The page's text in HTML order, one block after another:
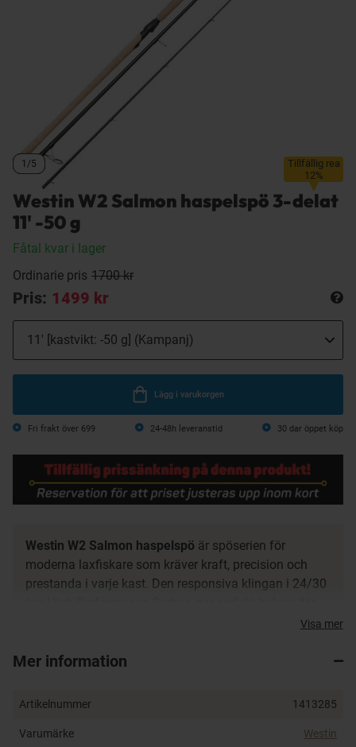
Tillfällig rea
12%
1/5
1/5
1/5
1/5
Westin W2 Salmon haspelspö 3-delat
11' -50 g
Fåtal kvar i lager
Ordinarie pris 1700 kr
Pris: 1499 kr
Lägg i varukorgen
Fri frakt över 699 24-48h leveranstid 30 dar öppet köp
Westin W2 Salmon haspelspö är spöserien för
moderna laxfiskare som kräver kraft, precision och
prestanda i varje kast. Den responsiva klingan i 24/30
att kasta tunga skedar, spinnare och wobblers över
säkerställer långa, exakta kast och solida mothugg,
bibehålls.
Med premiumkomponenter och en robust konstruktion
Visa mer
Mer information
Artikelnummer 1413285
Varumärke Westin